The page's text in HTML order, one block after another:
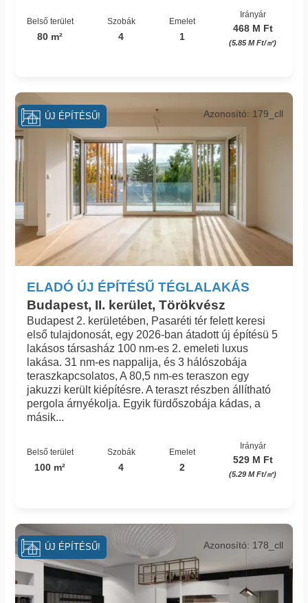
Belső terület
80 m²
Szobák
4
Emelet
1
Irányár
468 M Ft
(5.85 M Ft/㎡)
ELADÓ ÚJ ÉPÍTÉSŰ TÉGLALAKÁS
Budapest, II. kerület, Törökvész
Azonosító: 179_cll
Budapest 2. kerületében, Pasaréti tér felett keresi
első tulajdonosát, egy 2026-ban átadott új építésü 5
lakásos társasház 100 nm-es 2. emeleti luxus
lakása. 31 nm-es nappalija, és 3 hálószobája
teraszkapcsolatos, A 80,5 nm-es teraszon egy
jakuzzi került kiépítésre. A teraszt részben állítható
pergola árnyékolja. Egyik fürdőszobája kádas, a
másik...
Belső terület
100 m²
Szobák
4
Emelet
2
Irányár
529 M Ft
(5.29 M Ft/㎡)
ÚJ ÉPÍTÉSŰ!
Azonosító: 178_cll
ÚJ ÉPÍTÉSŰ!